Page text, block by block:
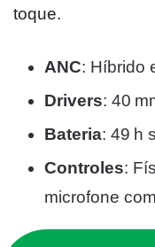
toque.
ANC: Híbrido
Drivers: 40
Bateria: 49 h
Controles:
microfone